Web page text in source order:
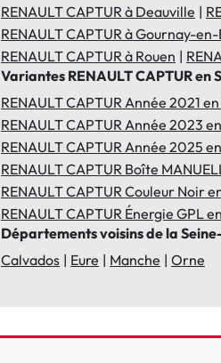
RENAULT CAPTUR à Deauville
RENAULT CAPTUR à Gournay-
RENAULT CAPTUR à Rouen
Variantes RENAULT CAPTUR en
RENAULT CAPTUR Année 2021
RENAULT CAPTUR Année 2023
RENAULT CAPTUR Année 2025
RENAULT CAPTUR Boîte
RENAULT CAPTUR Couleur Noir
RENAULT CAPTUR Énergie GPL
Départements voisins de la
Calvados
Eure Manche Orne